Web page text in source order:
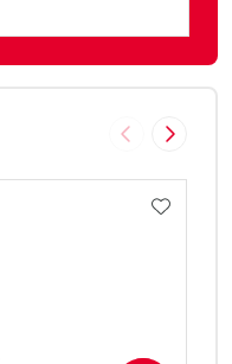
FECHAR
FECHAR
Imagem